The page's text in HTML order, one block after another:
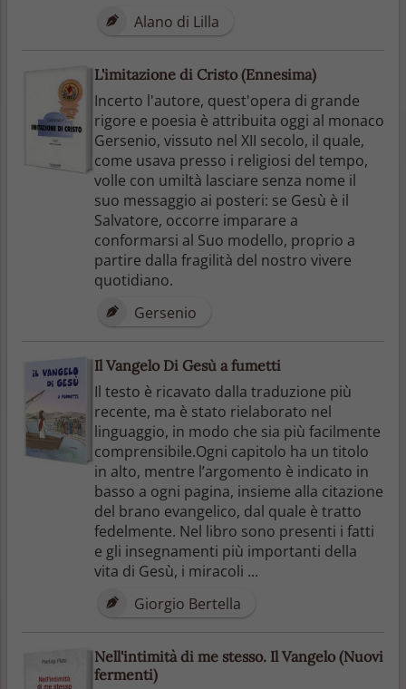
Alano di Lilla
L'imitazione di Cristo (Ennesima)
Incerto l'autore, quest'opera di grande
rigore e poesia è attribuita oggi al monaco
Gersenio, vissuto nel XII secolo, il quale,
come usava presso i religiosi del tempo,
volle con umiltà lasciare senza nome il
suo messaggio ai posteri: se Gesù è il
Salvatore, occorre imparare a
conformarsi al Suo modello, proprio a
partire dalla fragilità del nostro vivere
quotidiano.
Gersenio
Il Vangelo Di Gesù a fumetti
Il testo è ricavato dalla traduzione più
recente, ma è stato rielaborato nel
linguaggio, in modo che sia più facilmente
comprensibile.Ogni capitolo ha un titolo
in alto, mentre l’argomento è indicato in
basso a ogni pagina, insieme alla citazione
del brano evangelico, dal quale è tratto
fedelmente. Nel libro sono presenti i fatti
e gli insegnamenti più importanti della
vita di Gesù, i miracoli ...
Giorgio Bertella
Nell'intimità di me stesso. Il Vangelo (Nuovi
fermenti)